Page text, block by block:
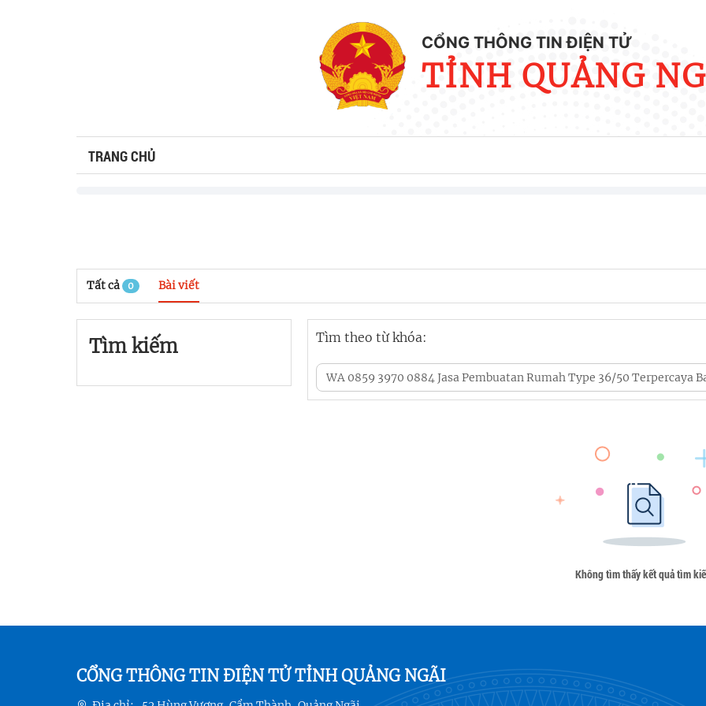
CỔNG THÔNG TIN ĐIỆN TỬ
TỈNH QUẢNG
TRANG CHỦ
Tất cả 0 Bài viết
Tìm kiếm Tìm theo từ khóa:
Không tìm thấy kết quả tìm
CỔNG THÔNG TIN ĐIỆN TỬ TỈNH QUẢNG NGÃI